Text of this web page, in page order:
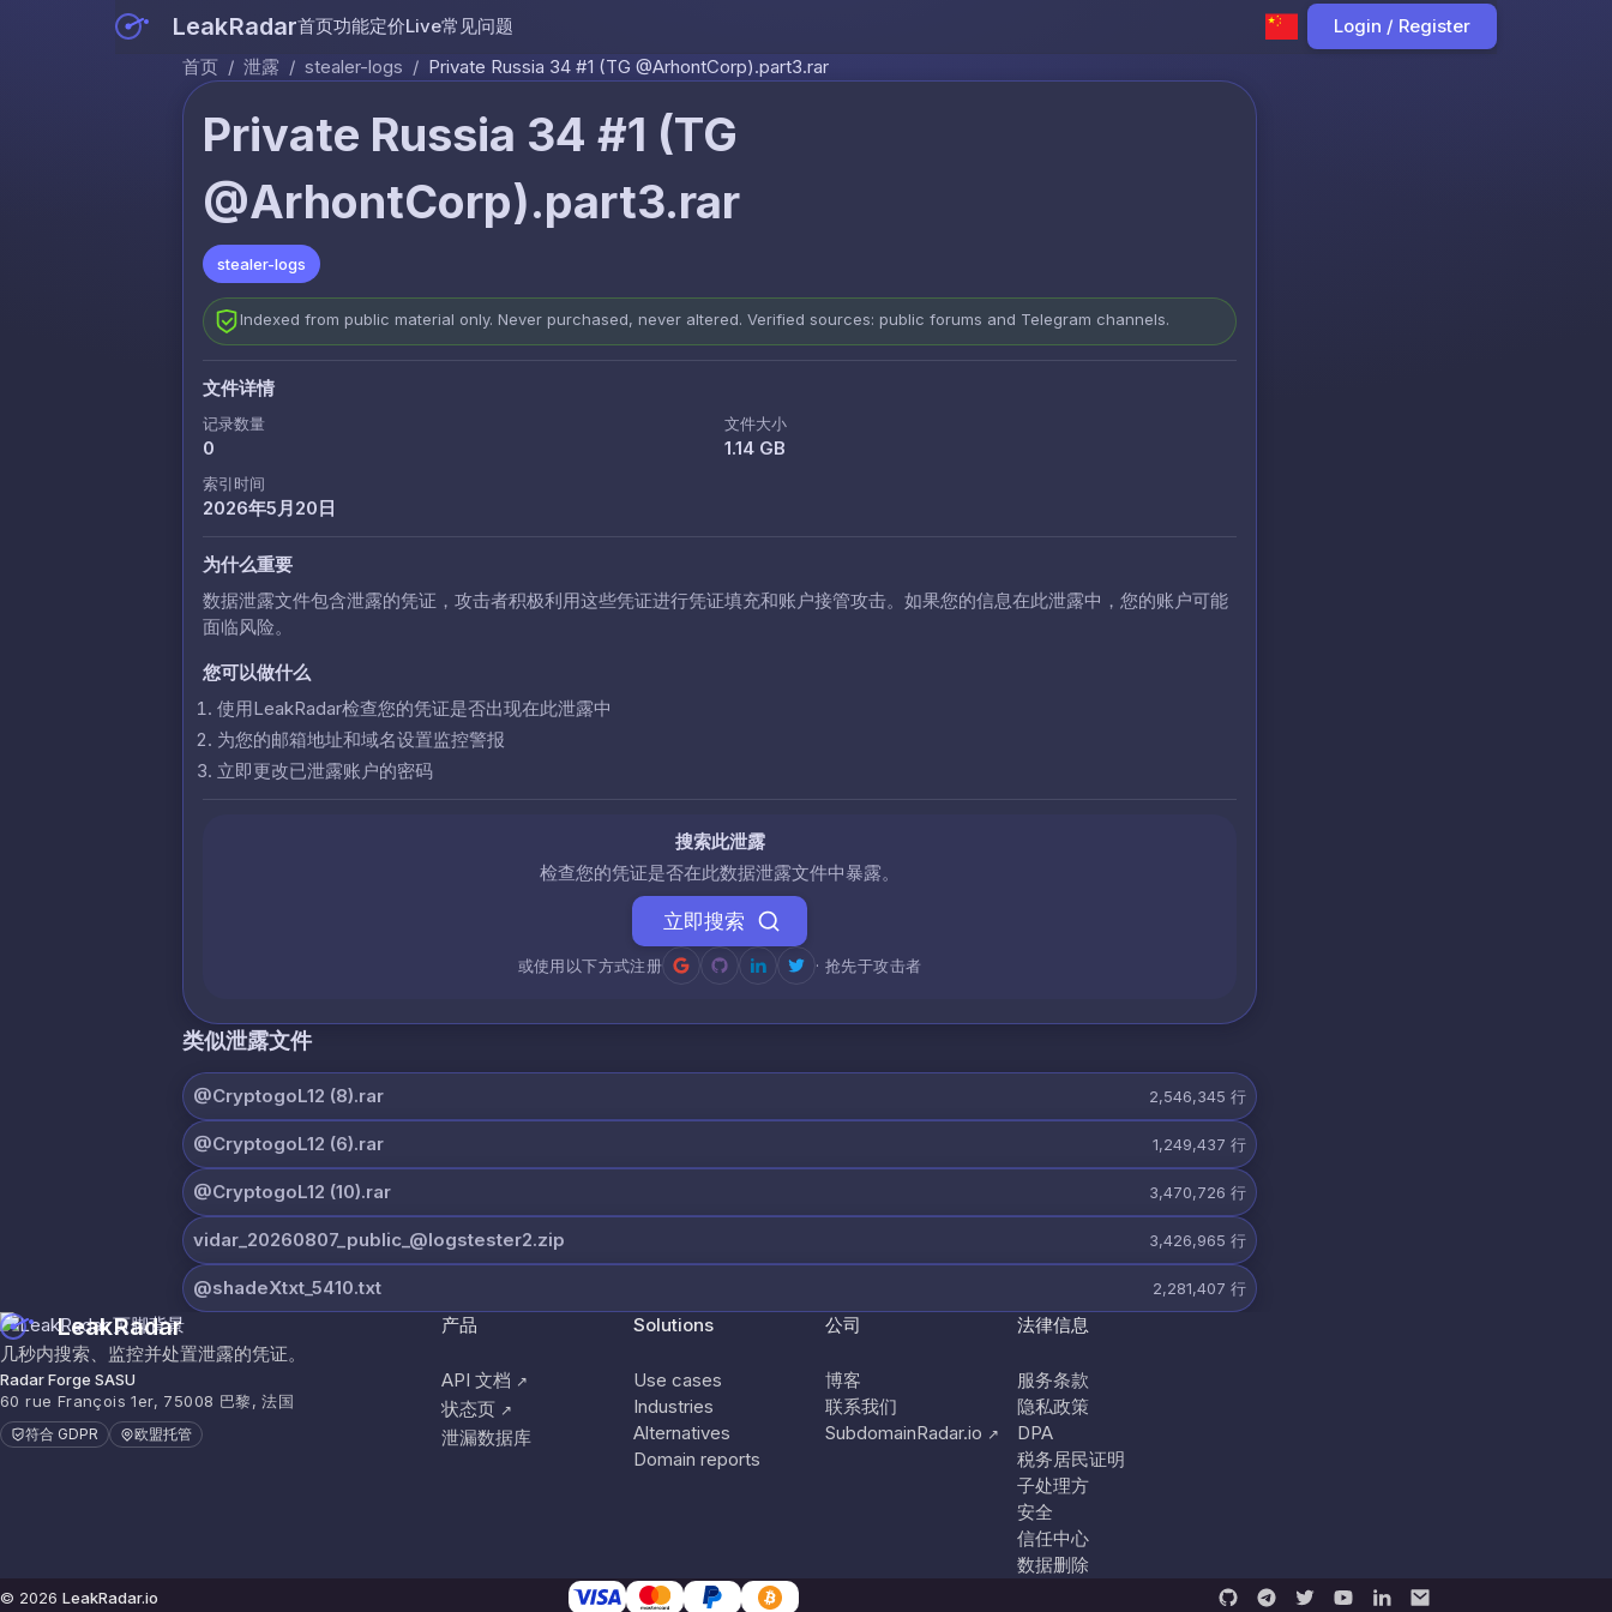
LeakRadar首页功能定价Live常见问题
Login / Register
首页 / 泄露 / stealer-logs / Private Russia 34 #1 (TG @ArhontCorp).part3.rar
Private Russia 34 #1 (TG
@ArhontCorp).part3.rar
stealer-logs
Indexed from public material only. Never purchased, never altered. Verified sources: public forums and Telegram channels.
文件详情
记录数量
0
文件大小
1.14 GB
索引时间
2026年5月20日
为什么重要
数据泄露文件包含泄露的凭证，攻击者积极利用这些凭证进行凭证填充和账户接管攻击。如果您的信息在此泄露中，您的账户可能
面临风险。
您可以做什么
使用LeakRadar检查您的凭证是否出现在此泄露中
为您的邮箱地址和域名设置监控警报
立即更改已泄露账户的密码
搜索此泄露
检查您的凭证是否在此数据泄露文件中暴露。
立即搜索
或使用以下方式注册 · 抢先于攻击者
类似泄露文件
@CryptogoL12 (8).rar 2,546,345 行
@CryptogoL12 (6).rar 1,249,437 行
@CryptogoL12 (10).rar 3,470,726 行
vidar_20260807_public_@logstester2.zip 3,426,965 行
@shadeXtxt_5410.txt 2,281,407 行
LeakRadar
几秒内搜索、监控并处置泄露的凭证。
Radar Forge SASU
60 rue François 1er, 75008 巴黎, 法国
符合 GDPR 欧盟托管
产品
API 文档 ↗
状态页 ↗
泄漏数据库
Solutions
Use cases
Industries
Alternatives
Domain reports
公司
博客
联系我们
SubdomainRadar.io ↗
法律信息
服务条款
隐私政策
DPA
税务居民证明
子处理方
安全
信任中心
数据删除
© 2026 LeakRadar.io